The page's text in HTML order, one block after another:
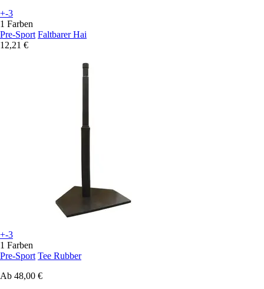
+-3
1 Farben
Pre-Sport Faltbarer Hai
12,21 €
+-3
1 Farben
Pre-Sport Tee Rubber
Ab 48,00 €